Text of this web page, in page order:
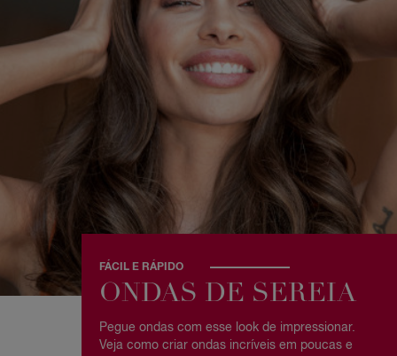
FÁCIL E RÁPIDO
ONDAS DE SEREIA
Pegue ondas com esse look de impressionar.
Veja como criar ondas incríveis em poucas e